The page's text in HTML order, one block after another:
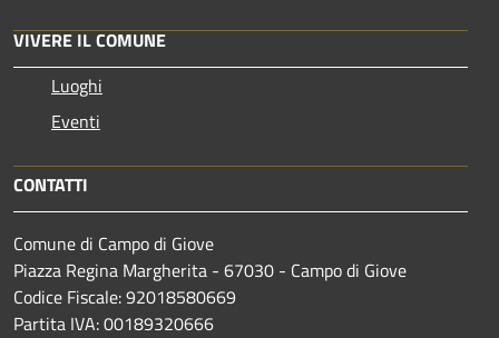
VIVERE IL COMUNE
Luoghi
Eventi
CONTATTI
Comune di Campo di Giove
Piazza Regina Margherita - 67030 - Campo di Giove
Codice Fiscale: 92018580669
Partita IVA: 00189320666